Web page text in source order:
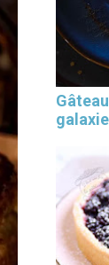
galaxie